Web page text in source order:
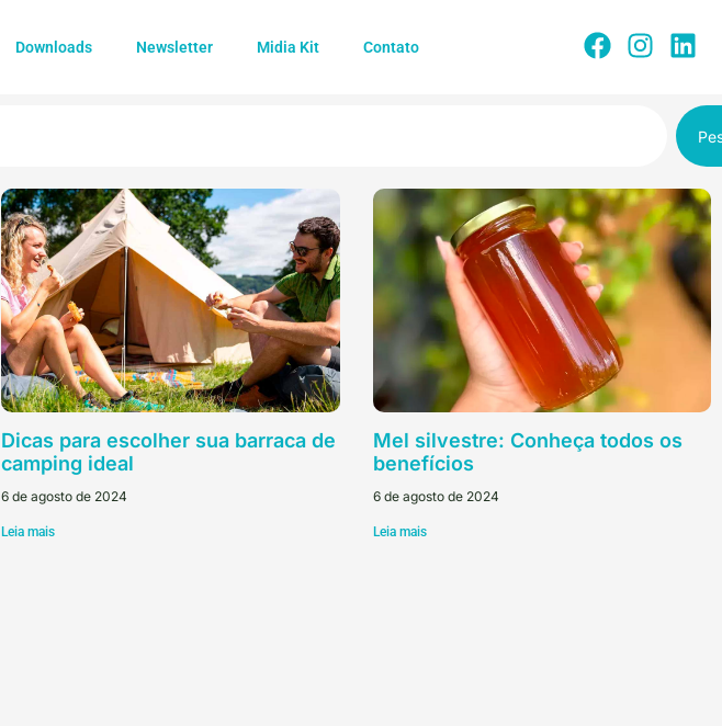
Downloads Newsletter Midia Kit Contato
Dicas para escolher sua barraca de
camping ideal
6 de agosto de 2024
Leia mais
Mel silvestre: Conheça todos os
benefícios
6 de agosto de 2024
Leia mais